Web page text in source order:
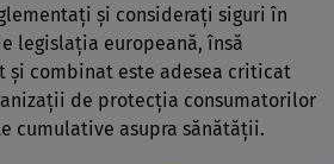
și considerați siguri în
legislația europeană, însă
și combinat este adesea criticat
de protecția consumatorilor
cumulative asupra sănătății.